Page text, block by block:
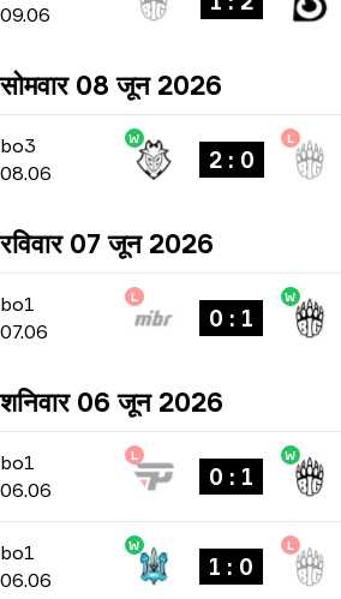
09.06
सोमवार 08 जून 2026
bo3
bo3
08.06
W
2 : 0
L
रविवार 07 जून 2026
bo1
bo1
07.06
L
0 : 1
W
शनिवार 06 जून 2026
bo1
bo1
06.06
L
0 : 1
W
bo1
bo1
06.06
W
1 : 0
L